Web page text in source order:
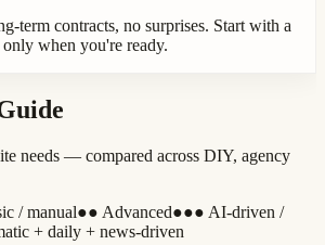
term contracts, no surprises. Start with a
when you're ready.
needs — compared across DIY, agency
/ manual●● Advanced●●● AI-driven /
+ daily + news-driven